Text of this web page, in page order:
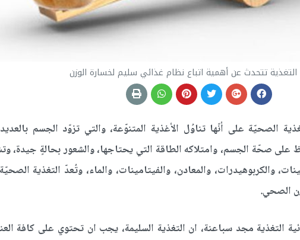
التغذية تتحدث عن أهمية اتباع نظام غذائي سليم لخسارة الوزن
الصحيّة على أنّها تناوُل الأغذية المتنوّعة، والتي تزوّد الجسم
على صحّة الجسم، وامتلاكه الطاقة التي يحتاجها، والشعور بحالةٍ جيدة،
والكربوهيدرات، والمعادن، والفيتامينات، والماء، وتُعدّ التغذية
الصحي.
التغذية مجد سباعنة، ان التغذية السليمة، يجب ان تحتوي على كافة